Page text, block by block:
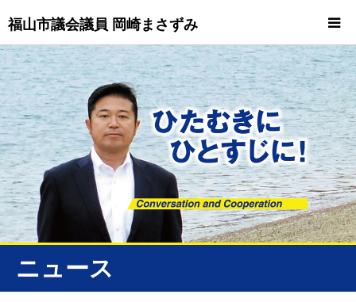
福山市議会議員 岡崎まさずみ
ニュース
HOME
重要情報
プロフィール
ニュース/トピックス
ニュース